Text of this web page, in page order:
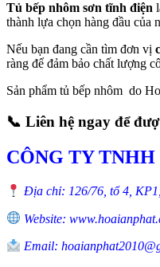
Tủ bếp nhôm sơn tĩnh điện
thành lựa chọn hàng đầu của
Nếu bạn đang cần tìm đơn vị
ràng để đảm bảo chất lượng
Sản phẩm tủ bếp nhôm do
📞 Liên hệ ngay để
CÔNG TY
Địa chỉ: 126/76, tổ 4,
Website:
Email: